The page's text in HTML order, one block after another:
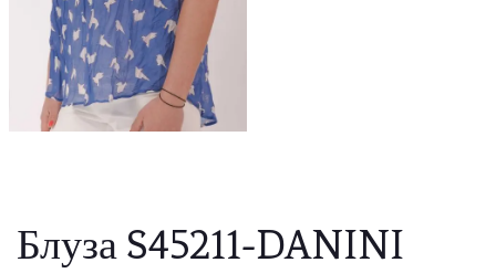
Блуза S45211-DANINI